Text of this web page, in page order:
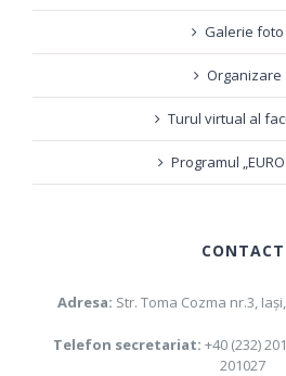
Galerie foto
Organizare
Turul virtual al
Programul
CONTACT
Adresa: Str. Toma Cozma nr.3,
Telefon secretariat: +40 (232)
201027